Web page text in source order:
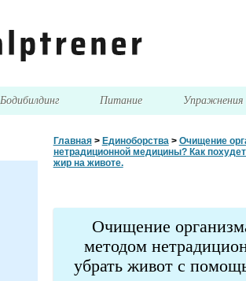
Бодибилдинг Питание Упражнения
Главная> Единоборства > Очищение
нетрадиционной медицины? Как
жир на животе.
Очищение
методом
убрать живот с